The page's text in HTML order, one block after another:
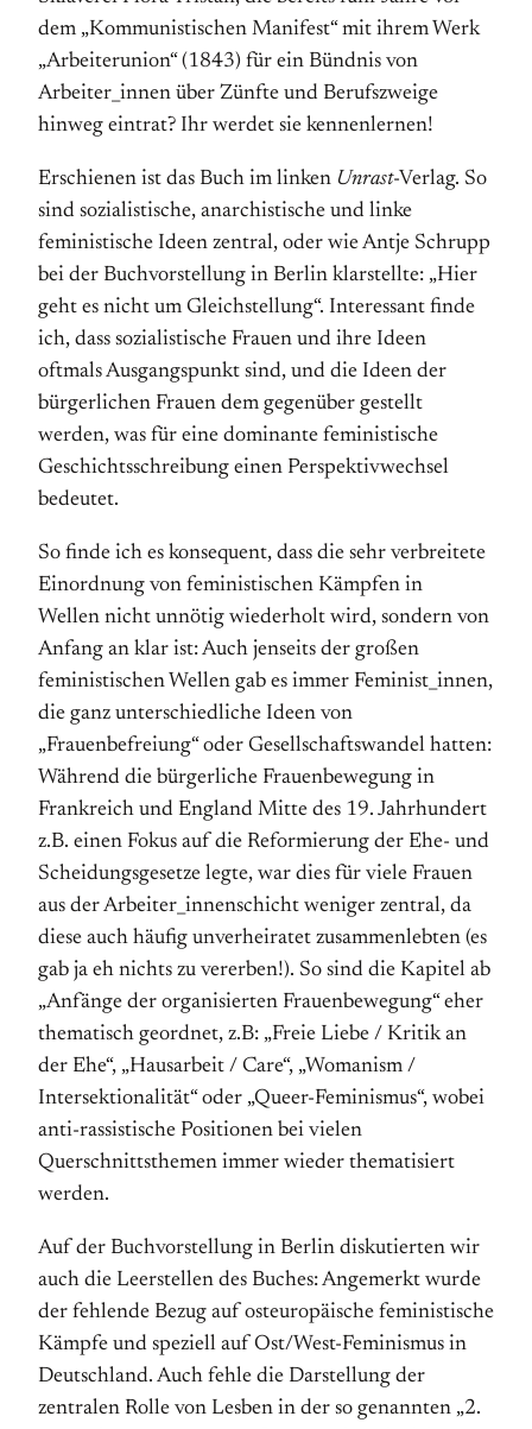
dem „Kommunistischen Manifest“ mit ihrem Werk
„Arbeiterunion“ (1843) für ein Bündnis von
Arbeiter_innen über Zünfte und Berufszweige
hinweg eintrat? Ihr werdet sie kennenlernen!
Erschienen ist das Buch im linken Unrast-Verlag. So
sind sozialistische, anarchistische und linke
feministische Ideen zentral, oder wie Antje Schrupp
bei der Buchvorstellung in Berlin klarstellte: „Hier
geht es nicht um Gleichstellung“. Interessant finde
ich, dass sozialistische Frauen und ihre Ideen
oftmals Ausgangspunkt sind, und die Ideen der
bürgerlichen Frauen dem gegenüber gestellt
werden, was für eine dominante feministische
Geschichtsschreibung einen Perspektivwechsel
bedeutet.
So finde ich es konsequent, dass die sehr verbreitete
Einordnung von feministischen Kämpfen in
Wellen nicht unnötig wiederholt wird, sondern von
Anfang an klar ist: Auch jenseits der großen
feministischen Wellen gab es immer Feminist_innen,
die ganz unterschiedliche Ideen von
„Frauenbefreiung“ oder Gesellschaftswandel hatten:
Während die bürgerliche Frauenbewegung in
Frankreich und England Mitte des 19. Jahrhundert
z.B. einen Fokus auf die Reformierung der Ehe- und
Scheidungsgesetze legte, war dies für viele Frauen
aus der Arbeiter_innenschicht weniger zentral, da
diese auch häufig unverheiratet zusammenlebten (es
gab ja eh nichts zu vererben!). So sind die Kapitel ab
„Anfänge der organisierten Frauenbewegung“ eher
thematisch geordnet, z.B: „Freie Liebe / Kritik an
der Ehe“, „Hausarbeit / Care“, „Womanism /
Intersektionalität“ oder „Queer-Feminismus“, wobei
anti-rassistische Positionen bei vielen
Querschnittsthemen immer wieder thematisiert
werden.
Auf der Buchvorstellung in Berlin diskutierten wir
auch die Leerstellen des Buches: Angemerkt wurde
der fehlende Bezug auf osteuropäische feministische
Kämpfe und speziell auf Ost/West-Feminismus in
Deutschland. Auch fehle die Darstellung der
zentralen Rolle von Lesben in der so genannten „2.